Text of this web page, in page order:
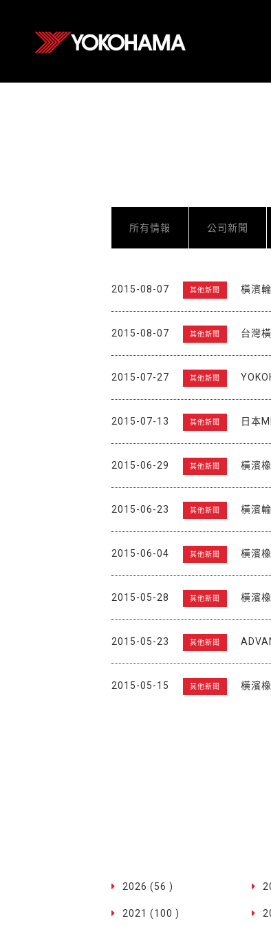
所有情報 公司新聞
2015-08-07 其他新聞 橫濱
2015-08-07 其他新聞 台灣
2015-07-27 其他新聞
2015-07-13 其他新聞 日本
2015-06-29 其他新聞 橫濱
2015-06-23 其他新聞 橫濱
2015-06-04 其他新聞 橫濱
2015-05-28 其他新聞 橫濱
2015-05-23 其他新聞
2015-05-15 其他新聞 橫濱
2026 (56 )
2021 (100 )